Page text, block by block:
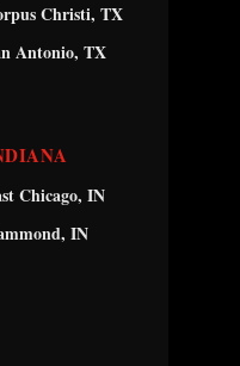
Christi, TX
Antonio, TX
Chicago, IN
IN